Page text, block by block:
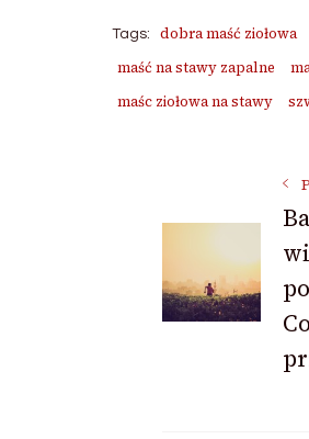
Tags: dobra maść ziołowa
maść na stawy zapalne
maśc ziołowa na stawy